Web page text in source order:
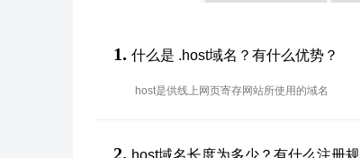
1. 什么是 .host域名？有什么优势？
host是供线上网页寄存网站所使用的域名
2. host域名长度为多少？有什么注册规